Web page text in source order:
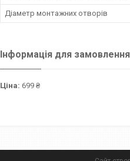
Діаметр монтажних отворів
Інформація для замовлення
Ціна: 699 ₴